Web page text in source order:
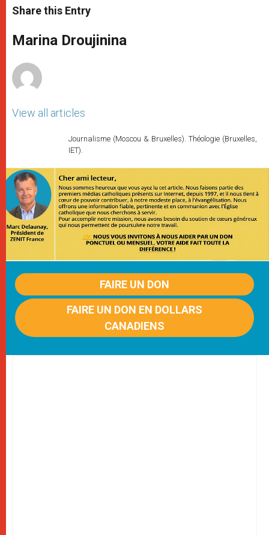
t
s
p
p
s
e
g
e
e
b
o
k
r
Share this Entry
Marina Droujinina
View all articles
Journalisme (Moscou & Bruxelles). Théologie (Bruxelles,
IET).
FAIRE UN DON
FAIRE UN DON EN DOLLARS
CANADIENS